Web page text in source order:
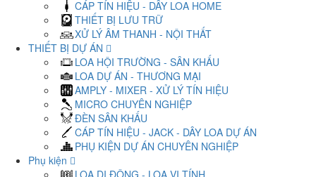
CÁP TÍN HIỆU - DÂY LOA HOME
THIẾT BỊ LƯU TRỮ
XỬ LÝ ÂM THANH - NỘI THẤT
THIẾT BỊ DỰ ÁN
LOA HỘI TRƯỜNG - SÂN KHẤU
LOA DỰ ÁN - THƯƠNG MẠI
AMPLY - MIXER - XỬ LÝ TÍN HIỆU
MICRO CHUYÊN NGHIỆP
ĐÈN SÂN KHẤU
CÁP TÍN HIỆU - JACK - DÂY LOA DỰ ÁN
PHỤ KIỆN DỰ ÁN CHUYÊN NGHIỆP
Phụ kiện
LOA DI ĐỘNG - LOA VI TÍNH